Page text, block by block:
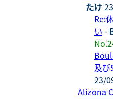
たけ
Re:
い -
及
23/
Alizona